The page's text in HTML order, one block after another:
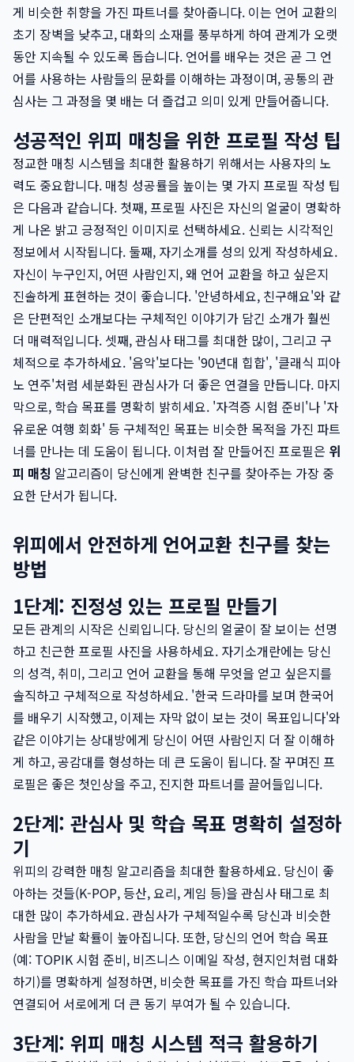
게 비슷한 취향을 가진 파트너를 찾아줍니다. 이는 언어 교환의
초기 장벽을 낮추고, 대화의 소재를 풍부하게 하여 관계가 오랫
동안 지속될 수 있도록 돕습니다. 언어를 배우는 것은 곧 그 언
어를 사용하는 사람들의 문화를 이해하는 과정이며, 공통의 관
심사는 그 과정을 몇 배는 더 즐겁고 의미 있게 만들어줍니다.
성공적인 위피 매칭을 위한 프로필 작성 팁
정교한 매칭 시스템을 최대한 활용하기 위해서는 사용자의 노
력도 중요합니다. 매칭 성공률을 높이는 몇 가지 프로필 작성 팁
은 다음과 같습니다. 첫째, 프로필 사진은 자신의 얼굴이 명확하
게 나온 밝고 긍정적인 이미지로 선택하세요. 신뢰는 시각적인
정보에서 시작됩니다. 둘째, 자기소개를 성의 있게 작성하세요.
자신이 누구인지, 어떤 사람인지, 왜 언어 교환을 하고 싶은지
진솔하게 표현하는 것이 좋습니다. '안녕하세요, 친구해요'와 같
은 단편적인 소개보다는 구체적인 이야기가 담긴 소개가 훨씬
더 매력적입니다. 셋째, 관심사 태그를 최대한 많이, 그리고 구
체적으로 추가하세요. '음악'보다는 '90년대 힙합', '클래식 피아
노 연주'처럼 세분화된 관심사가 더 좋은 연결을 만듭니다. 마지
막으로, 학습 목표를 명확히 밝히세요. '자격증 시험 준비'나 '자
유로운 여행 회화' 등 구체적인 목표는 비슷한 목적을 가진 파트
너를 만나는 데 도움이 됩니다. 이처럼 잘 만들어진 프로필은 위
피 매칭 알고리즘이 당신에게 완벽한 친구를 찾아주는 가장 중
요한 단서가 됩니다.
위피에서 안전하게 언어교환 친구를 찾는
방법
1단계: 진정성 있는 프로필 만들기
모든 관계의 시작은 신뢰입니다. 당신의 얼굴이 잘 보이는 선명
하고 친근한 프로필 사진을 사용하세요. 자기소개란에는 당신
의 성격, 취미, 그리고 언어 교환을 통해 무엇을 얻고 싶은지를
솔직하고 구체적으로 작성하세요. '한국 드라마를 보며 한국어
를 배우기 시작했고, 이제는 자막 없이 보는 것이 목표입니다'와
같은 이야기는 상대방에게 당신이 어떤 사람인지 더 잘 이해하
게 하고, 공감대를 형성하는 데 큰 도움이 됩니다. 잘 꾸며진 프
로필은 좋은 첫인상을 주고, 진지한 파트너를 끌어들입니다.
2단계: 관심사 및 학습 목표 명확히 설정하
기
위피의 강력한 매칭 알고리즘을 최대한 활용하세요. 당신이 좋
아하는 것들(K-POP, 등산, 요리, 게임 등)을 관심사 태그로 최
대한 많이 추가하세요. 관심사가 구체적일수록 당신과 비슷한
사람을 만날 확률이 높아집니다. 또한, 당신의 언어 학습 목표
(예: TOPIK 시험 준비, 비즈니스 이메일 작성, 현지인처럼 대화
하기)를 명확하게 설정하면, 비슷한 목표를 가진 학습 파트너와
연결되어 서로에게 더 큰 동기 부여가 될 수 있습니다.
3단계: 위피 매칭 시스템 적극 활용하기